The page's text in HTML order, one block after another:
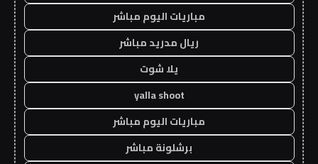
مباريات اليوم مباشر
ريال مدريد مباشر
يلا شوت
yalla shoot
مباريات اليوم مباشر
برشلونة مباشر